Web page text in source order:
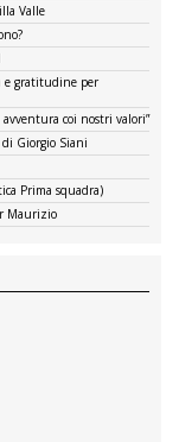
Valle
e gratitudine per
avventura coi nostri valori”
Giorgio Siani
Prima squadra)
Maurizio